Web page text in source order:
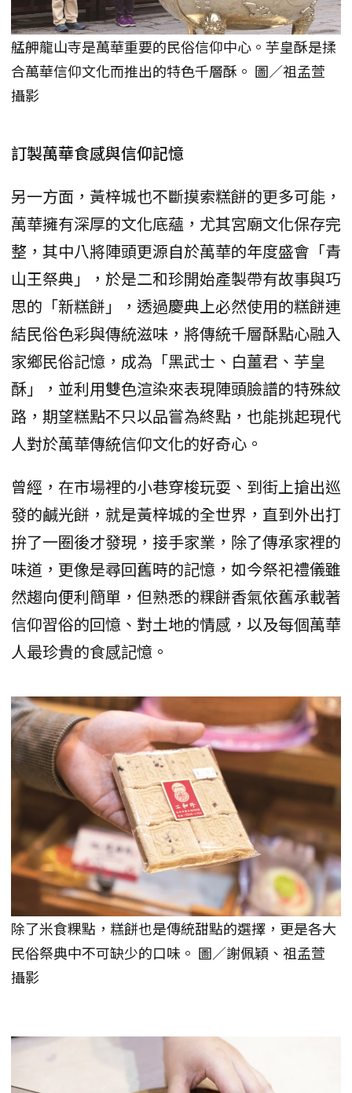
艋舺龍山寺是萬華重要的民俗信仰中心。芋皇酥是揉
合萬華信仰文化而推出的特色千層酥。 圖／祖孟萱
攝影
訂製萬華食感與信仰記憶
另一方面，黃梓城也不斷摸索糕餅的更多可能，
萬華擁有深厚的文化底蘊，尤其宮廟文化保存完
整，其中八將陣頭更源自於萬華的年度盛會「青
山王祭典」，於是二和珍開始產製帶有故事與巧
思的「新糕餅」，透過慶典上必然使用的糕餅連
結民俗色彩與傳統滋味，將傳統千層酥點心融入
家鄉民俗記憶，成為「黑武士、白薑君、芋皇
酥」，並利用雙色渲染來表現陣頭臉譜的特殊紋
路，期望糕點不只以品嘗為終點，也能挑起現代
人對於萬華傳統信仰文化的好奇心。
曾經，在市場裡的小巷穿梭玩耍、到街上搶出巡
發的鹹光餅，就是黃梓城的全世界，直到外出打
拚了一圈後才發現，接手家業，除了傳承家裡的
味道，更像是尋回舊時的記憶，如今祭祀禮儀雖
然趨向便利簡單，但熟悉的粿餅香氣依舊承載著
信仰習俗的回憶、對土地的情感，以及每個萬華
人最珍貴的食感記憶。
除了米食粿點，糕餅也是傳統甜點的選擇，更是各大
民俗祭典中不可缺少的口味。 圖／謝佩穎、祖孟萱
攝影